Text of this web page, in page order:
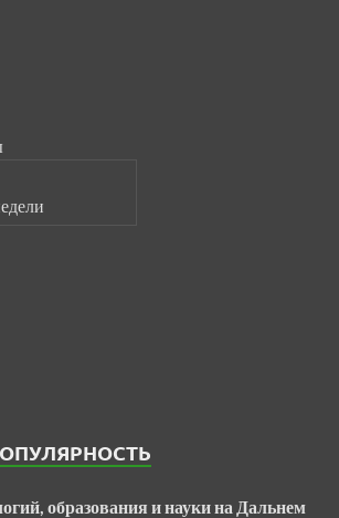
образования и науки на Дальнем